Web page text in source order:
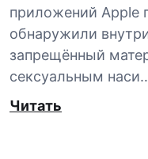
приложений Apple
обнаружили
запрещённый
сексуальным
Читать